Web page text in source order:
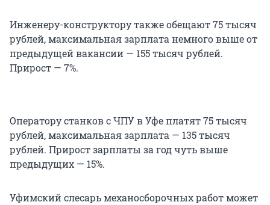
Инженеру-конструктору также обещают 75 тысяч
рублей, максимальная зарплата немного выше от
предыдущей вакансии — 155 тысяч рублей.
Прирост — 7%.
Оператору станков с ЧПУ в Уфе платят 75 тысяч
рублей, максимальная зарплата — 135 тысяч
рублей. Прирост зарплаты за год чуть выше
предыдущих — 15%.
Уфимский слесарь механосборочных работ может